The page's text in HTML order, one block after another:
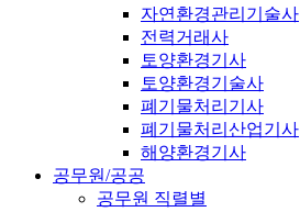
자연환경관리기술사
전력거래사
토양환경기사
토양환경기술사
폐기물처리기사
폐기물처리산업기사
해양환경기사
공무원/공공
공무원 직렬별